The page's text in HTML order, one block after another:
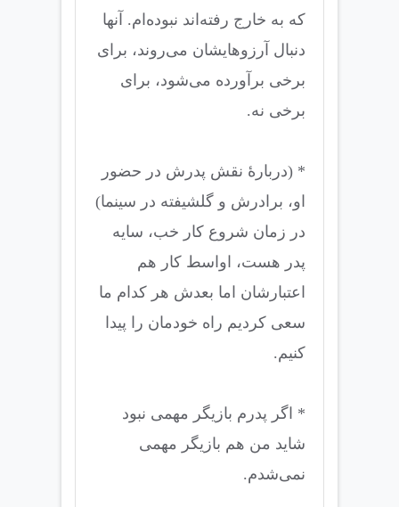
که به خارج رفته‌اند نبوده‌ام. آنها
دنبال آرزوهایشان می‌روند، برای
برخی برآورده می‌شود، برای
برخی نه.
* (دربارۀ نقش پدرش در حضور
او، برادرش و گلشیفته در سینما)
در زمان شروع کار خب، سایه
پدر هست، اواسط کار هم
اعتبارشان اما بعدش هر کدام ما
سعی کردیم راه خودمان را پیدا
کنیم.
* اگر پدرم بازیگر مهمی نبود
شاید من هم بازیگر مهمی
نمی‌شدم.